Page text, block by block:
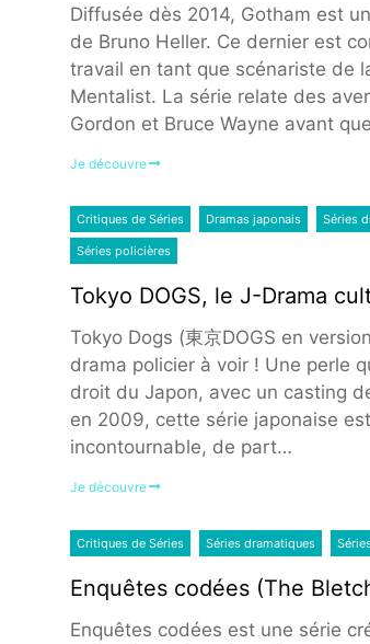
Diffusée dès 2014, Gotham est
de Bruno Heller. Ce dernier est
travail en tant que scénariste de
Mentalist. La série relate des
Gordon et Bruce Wayne avant
Je découvre
Critiques de Séries Dramas japonais Séries
Séries policières
Tokyo DOGS, le J-Drama
Tokyo Dogs (東京DOGS en
drama policier à voir ! Une perle
droit du Japon, avec un casting
en 2009, cette série japonaise
incontournable, de part…
Je découvre
Critiques de Séries Séries dramatiques
Enquêtes codées (The
Enquêtes codées est une série